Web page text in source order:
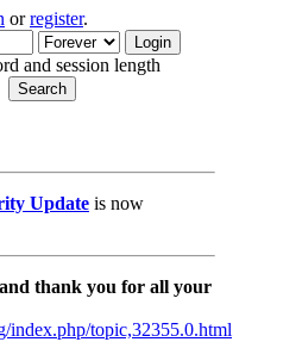
orregister.
and session length
Update is now
thank you for all your
index.php/topic,32355.0.html